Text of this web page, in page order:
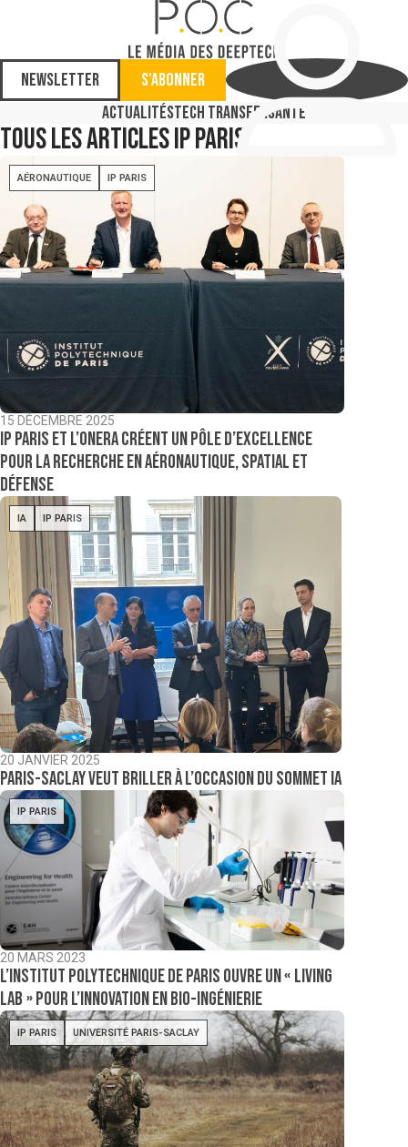
Newsletter
S'abonner
ActualitésTech TransferSanté
Tous les articlesIP Paris
AÉRONAUTIQUE IP PARIS
15 DÉCEMBRE 2025
IP Paris et l’Onera créent un pôle d’excellence
pour la recherche en aéronautique, spatial et
défense
IA IP PARIS
20 JANVIER 2025
Paris-Saclay veut briller à l’occasion du Sommet IA
IP PARIS
20 MARS 2023
L’Institut polytechnique de Paris ouvre un « living
lab » pour l’innovation en bio-ingénierie
IP PARIS UNIVERSITÉ PARIS-SACLAY